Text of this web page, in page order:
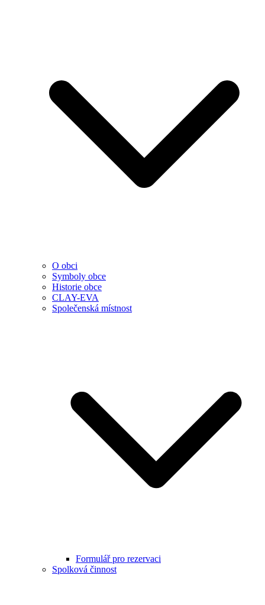
O obci
Symboly obce
Historie obce
CLAY-EVA
Společenská místnost
Formulář pro rezervaci
Spolková činnost